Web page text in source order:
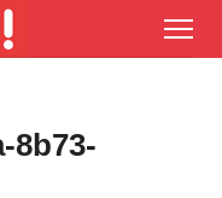
8b73-